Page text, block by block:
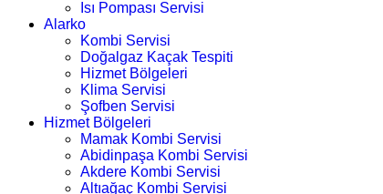
Isı Pompası Servisi
Alarko
Kombi Servisi
Doğalgaz Kaçak Tespiti
Hizmet Bölgeleri
Klima Servisi
Şofben Servisi
Hizmet Bölgeleri
Mamak Kombi Servisi
Abidinpaşa Kombi Servisi
Akdere Kombi Servisi
Altıağaç Kombi Servisi